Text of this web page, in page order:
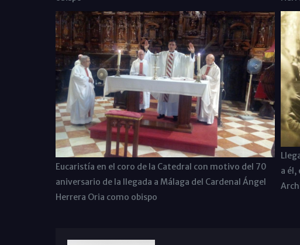
Eucaristía en el coro de la Catedral con motivo del 70
aniversario de la llegada a Málaga del Cardenal Ángel
Herrera Oria como obispo
a él,